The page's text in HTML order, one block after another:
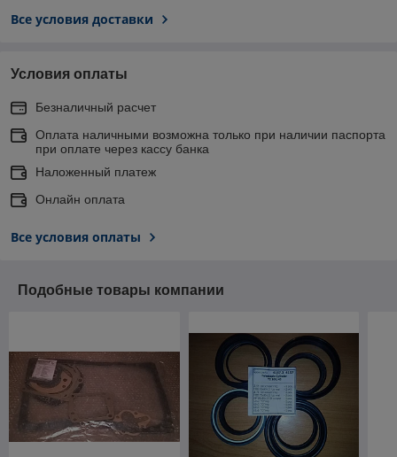
Все условия доставки
Условия оплаты
Безналичный расчет
Оплата наличными возможна только при наличии паспорта
при оплате через кассу банка
Наложенный платеж
Онлайн оплата
Все условия оплаты
Подобные товары компании